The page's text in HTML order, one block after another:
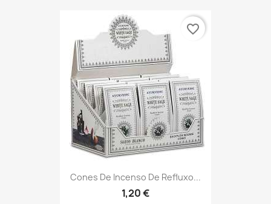
Cones De Incenso De Refluxo...
1,20 €
favorite_border